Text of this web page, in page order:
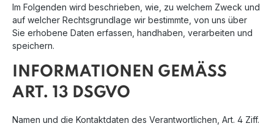
Im Folgenden wird beschrieben, wie, zu welchem Zweck und
auf welcher Rechtsgrundlage wir bestimmte, von uns über
Sie erhobene Daten erfassen, handhaben, verarbeiten und
speichern.
INFORMATIONEN GEMÄSS A
RT. 13 DSGVO
Namen und die Kontaktdaten des Verantwortlichen, Art. 4 Ziff.